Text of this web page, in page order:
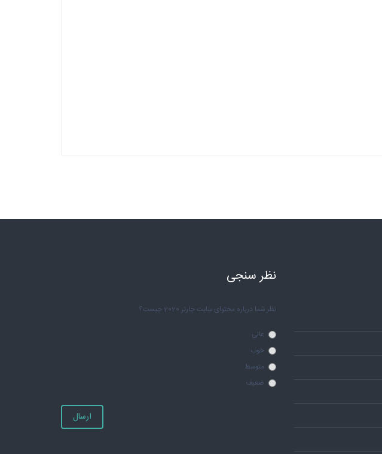
نظر سنجی
نظر شما درباره محتوای سایت چارتر 2020 چیست؟
عالی
خوب
متوسط
ضعیف
ارسال